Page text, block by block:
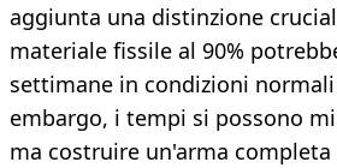
aggiunta una distinzione
materiale fissile al 90%
settimane in condizioni normali
embargo, i tempi si possono
ma costruire un'arma